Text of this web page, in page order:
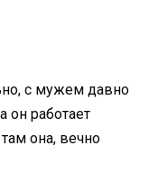
с мужем давно
он работает
она, вечно